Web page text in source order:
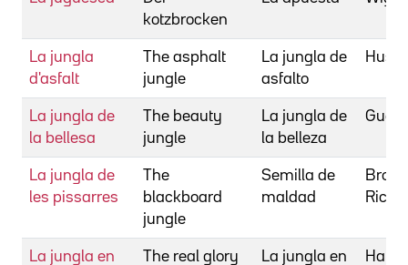
kotzbrocken
La jungla
d'asfalt
The asphalt
jungle
La jungla de
asfalto
La jungla de
la bellesa
The beauty
jungle
La jungla de
la belleza
La jungla de
les pissarres
The
blackboard
jungle
Semilla de
maldad
La jungla en
The real glory
La jungla en